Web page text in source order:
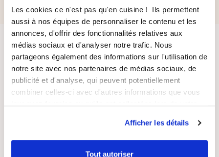
Les cookies ce n'est pas qu'en cuisine ! Ils permettent
aussi à nos équipes de personnaliser le contenu et les
annonces, d'offrir des fonctionnalités relatives aux
médias sociaux et d'analyser notre trafic. Nous
partageons également des informations sur l'utilisation de
notre site avec nos partenaires de médias sociaux, de
publicité et d'analyse, qui peuvent potentiellement
combiner celles-ci avec d'autres informations que vous
Afficher les détails
Tout autoriser